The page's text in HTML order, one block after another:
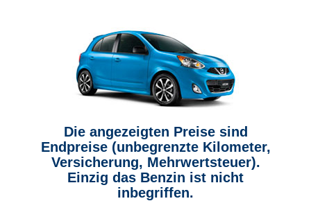
Die angezeigten Preise sind
Endpreise (unbegrenzte Kilometer,
Versicherung, Mehrwertsteuer).
Einzig das Benzin ist nicht
inbegriffen.